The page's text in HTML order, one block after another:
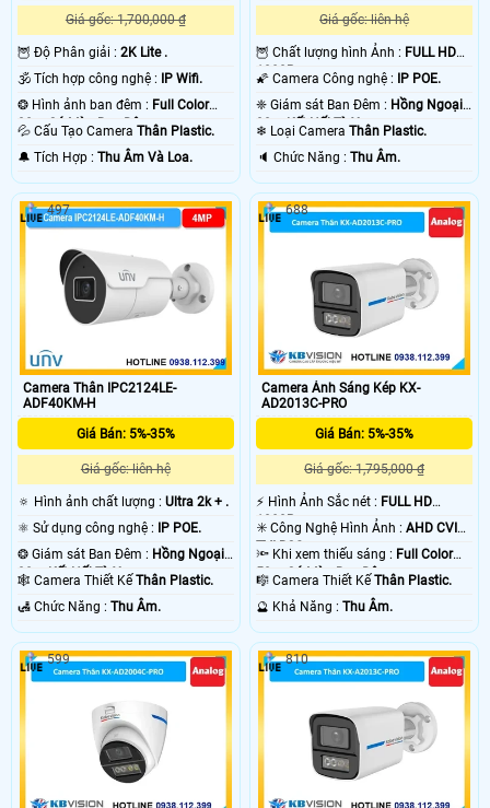
Giá gốc: 1,700,000 ₫
🦉 Độ Phân giải : 2K Lite .
🕉️ Tích hợp công nghệ :
IP Wifi.
❂ Hình ảnh ban đêm : Full Color
30m Có Màu Ban Ðêm.
💦 Cấu Tạo Camera Thân Plastic.
️🔔 Tích Hợp : Thu Âm Và Loa.
Giá gốc: liên hệ
🦉 Chất lượng hình Ảnh : FULL HD
1080P .
🌠 Camera Công nghệ :
IP POE.
❈ Giám sát Ban Đêm : Hồng Ngoại
30m Kết Nối Từ Xa.
❄ Loại CameraThân Plastic.
️🔈 Chức Năng :Thu Âm.
Camera Thân IPC2124LE-
ADF40KM-H
Giá Bán: 5%-35%
Giá gốc: liên hệ
🔅 Hình ảnh chất lượng : Ultra 2k + .
⚛️ Sử dụng công nghệ : IP POE.
❂ Giám sát Ban Đêm : Hồng Ngoại
30m Kết Nối Từ Xa.
🕸️ Camera Thiết KếThân Plastic.
️🛃 Chức Năng : Thu Âm.
497
Camera Ánh Sáng Kép KX-
AD2013C-PRO
Giá Bán: 5%-35%
Giá gốc: 1,795,000 ₫
️⚡ Hình Ảnh Sắc nét : FULL HD
1080P .
✳️ Công Nghệ Hình Ảnh :AHD CVI
TVI BCS.
🔦 Khi xem thiếu sáng : Full Color
50m Có Màu Ban Ðêm.
🎼️ Camera Thiết KếThân Plastic.
️🔮 Khả Năng :Thu Âm.
688
599 810